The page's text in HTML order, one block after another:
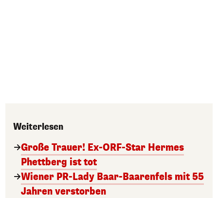
Weiterlesen
Große Trauer! Ex-ORF-Star Hermes
Phettberg ist tot
Wiener PR-Lady Baar-Baarenfels mit 55
Jahren verstorben